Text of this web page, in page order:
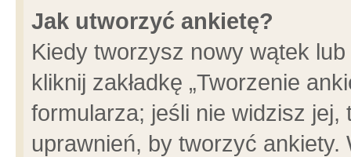
Jak utworzyć ankietę?
Kiedy tworzysz nowy wątek
kliknij zakładkę „Tworzenie
formularza; jeśli nie widzisz
uprawnień, by tworzyć ankiety.